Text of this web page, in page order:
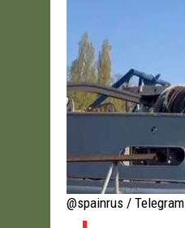
@spainrus / Telegram